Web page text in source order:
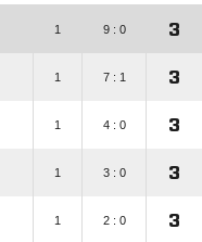
1 9 : 0 3
1 7 : 1 3
1 4 : 0 3
1 3 : 0 3
1 2 : 0 3